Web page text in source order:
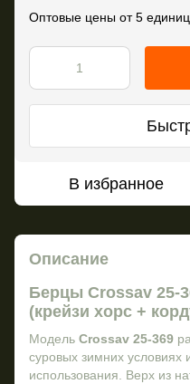
Оптовые цены от 5 единиц
В избранное
Описание
Берцы Crossav 25-
(крейзи хорс +
Модель Crossav 25-369
суровых зимних условиях
использования. Верх из